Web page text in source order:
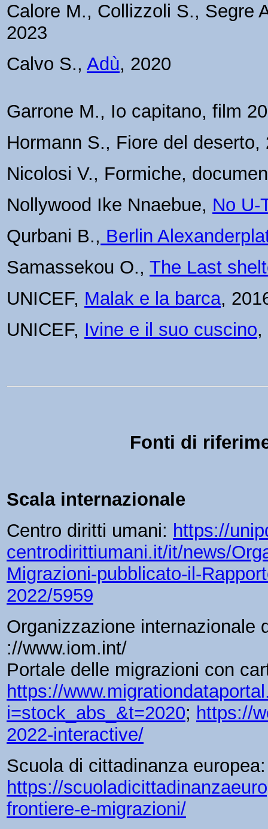
Calore M., Collizzoli S., Segre
2023
Calvo S., Adù, 2020
Garrone M., Io capitano, film
Hormann S., Fiore del deserto,
Nicolosi V., Formiche,
Nollywood Ike Nnaebue, No U-
Qurbani B., Berlin
Samassekou O., The Last
UNICEF, Malak e la barca,
UNICEF, Ivine e il suo cuscino,
Fonti di
Scala internazionale
Centro diritti umani: https://
centrodirittiumani.it/it/news/
Migrazioni-pubblicato-il-
2022/5959
Organizzazione internazionale
://www.iom.int/
Portale delle migrazioni con
https://
i=stock_abs_&t=2020; https://
2022-interactive/
Scuola di cittadinanza europea:
https://
frontiere-e-migrazioni/